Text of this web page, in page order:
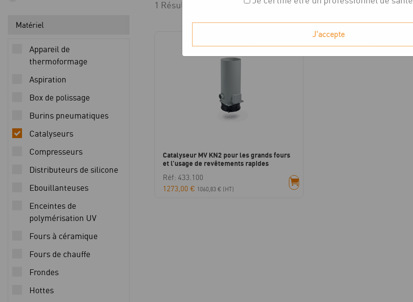
Matériel
Appareil de
thermoformage
Aspiration
Box de polissage
Burins pneumatiques
Catalyseurs
Compresseurs
Distributeurs de silicone
Ebouillanteuses
Enceintes de
polymérisation UV
Fours à céramique
Fours de chauffe
Frondes
Hottes
1 Résultats affichés
Catalyseur MV KN2 pour les grands fours
et l’usage de revêtements rapides
Réf: 433.100
1273,00 € 1060,83 € (HT)
J'accepte